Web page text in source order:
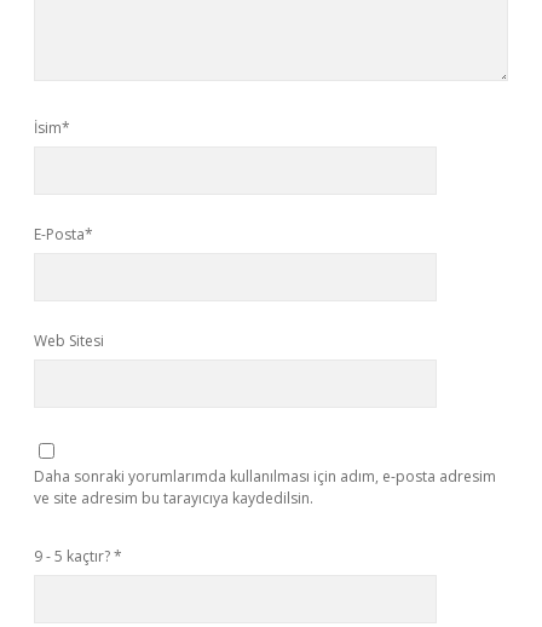
İsim*
E-Posta*
Web Sitesi
Daha sonraki yorumlarımda kullanılması için adım, e-posta adresim
ve site adresim bu tarayıcıya kaydedilsin.
9 - 5 kaçtır?*